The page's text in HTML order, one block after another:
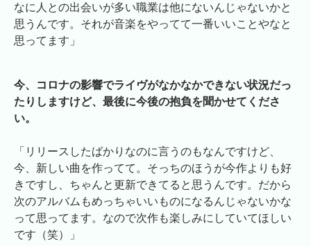
なに人との出会いが多い職業は他にないんじゃないかと
思うんです。それが音楽をやってて一番いいことやなと
思ってます」
今、コロナの影響でライヴがなかなかできない状況だっ
たりしますけど、最後に今後の抱負を聞かせてくださ
い。
「リリースしたばかりなのに言うのもなんですけど、
今、新しい曲を作ってて。そっちのほうが今作よりも好
きですし、ちゃんと更新できてると思うんです。だから
次のアルバムもめっちゃいいものになるんじゃないかな
って思ってます。なので次作も楽しみにしていてほしい
です（笑）」